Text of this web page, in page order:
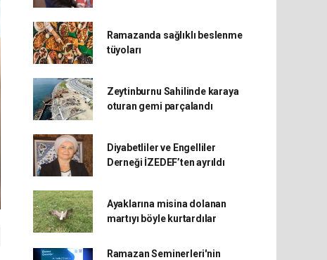
Ramazanda sağlıklı beslenme
tüyoları
Zeytinburnu Sahilinde karaya
oturan gemi parçalandı
Diyabetliler ve Engelliler
Derneği İZEDEF’ten ayrıldı
Ayaklarına misina dolanan
martıyı böyle kurtardılar
Ramazan Seminerleri'nin